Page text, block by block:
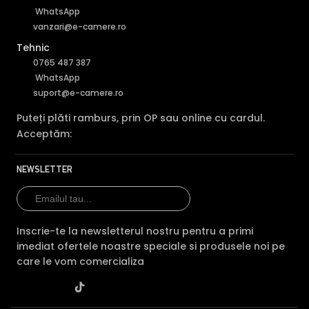
afla la o distanta mult mai mica decat aceasta, exista
riscul ca imaginea sa fie suprasaturata (foarte alba).
supraveghere video DAHUA HAC-HFW1200R, este dotata
cu functia Infrarosu Inteligent (Smart IR).
Alte functii
Important!
telecomanda Dahua PFM820
WhatsApp
vanzari@e-camere.ro
Tehnic
0765 487 387
WhatsApp
suport@e-camere.ro
Puteți plăti ramburs, prin OP sau online cu cardul.
Acceptăm:
NEWSLETTER
Inscrie-te la newsletterul nostru pentru a primi
imediat ofertele noastre speciale si produsele noi pe
care le vom comercializa